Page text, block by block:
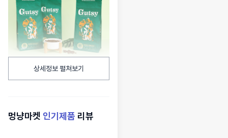
상세정보 펼쳐보기
멍냥마켓 인기제품 리뷰